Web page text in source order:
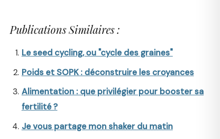
Publications Similaires :
Le seed cycling, ou "cycle des graines"
Poids et SOPK : déconstruire les croyances
Alimentation : que privilégier pour booster sa
fertilité ?
Je vous partage mon shaker du matin